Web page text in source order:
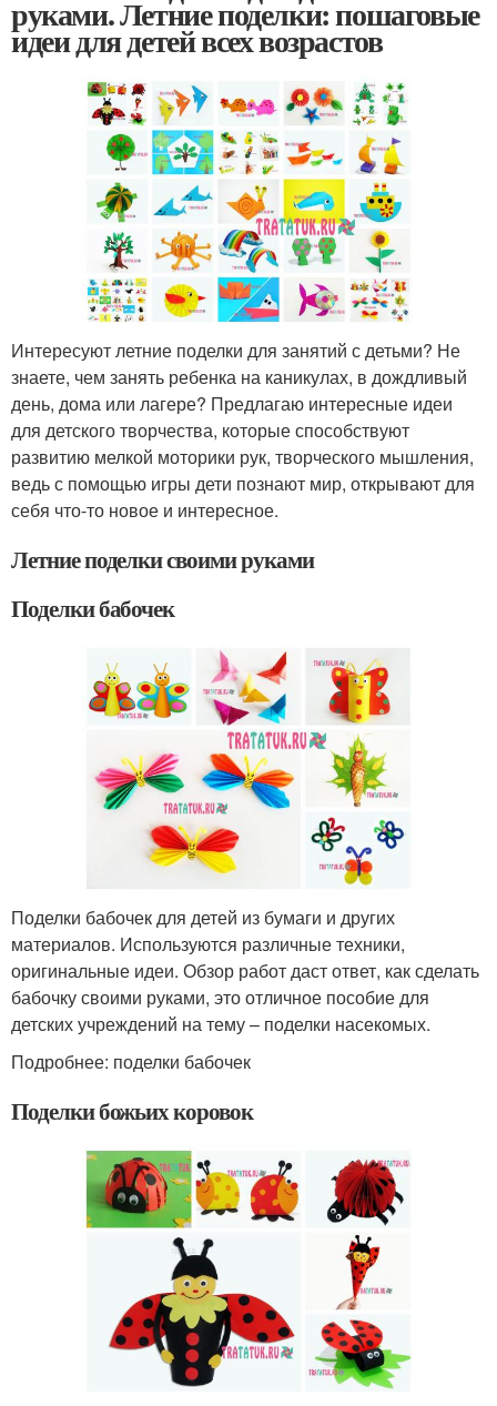
руками. Летние поделки: пошаговые
идеи для детей всех возрастов
Интересуют летние поделки для занятий с детьми? Не
знаете, чем занять ребенка на каникулах, в дождливый
день, дома или лагере? Предлагаю интересные идеи
для детского творчества, которые способствуют
развитию мелкой моторики рук, творческого мышления,
ведь с помощью игры дети познают мир, открывают для
себя что-то новое и интересное.
Летние поделки своими руками
Поделки бабочек
Поделки бабочек для детей из бумаги и других
материалов. Используются различные техники,
оригинальные идеи. Обзор работ даст ответ, как сделать
бабочку своими руками, это отличное пособие для
детских учреждений на тему – поделки насекомых.
Подробнее: поделки бабочек
Поделки божьих коровок